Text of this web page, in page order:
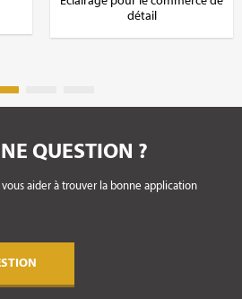
détail
QUESTION ?
aider à trouver la bonne application